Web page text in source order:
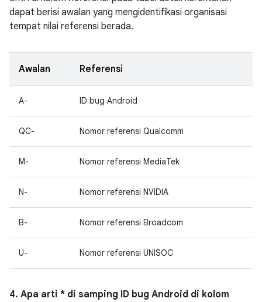
dapat berisi awalan yang mengidentifikasi organisasi
tempat nilai referensi berada.
Awalan Referensi
A- ID bug Android
QC- Nomor referensi Qualcomm
M- Nomor referensi MediaTek
N- Nomor referensi NVIDIA
B- Nomor referensi Broadcom
U- Nomor referensi UNISOC
4. Apa arti * di samping ID bug Android di kolom